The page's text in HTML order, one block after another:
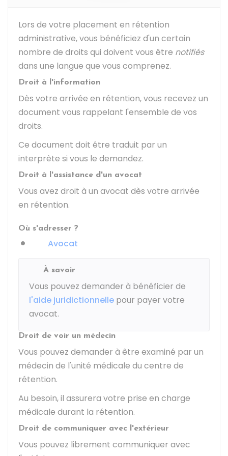
Lors de votre placement en rétention
administrative, vous bénéficiez d'un certain
nombre de droits qui doivent vous être notifiés
dans une langue que vous comprenez.
Droit à l'information
Dès votre arrivée en rétention, vous recevez un
document vous rappelant l'ensemble de vos
droits.
Ce document doit être traduit par un
interprète si vous le demandez.
Droit à l'assistance d'un avocat
Vous avez droit à un avocat dès votre arrivée
en rétention.
Où s'adresser ?
Avocat
À savoir
Vous pouvez demander à bénéficier de
l'aide juridictionnelle pour payer votre
avocat.
Droit de voir un médecin
Vous pouvez demander à être examiné par un
médecin de l'unité médicale du centre de
rétention.
Au besoin, il assurera votre prise en charge
médicale durant la rétention.
Droit de communiquer avec l'extérieur
Vous pouvez librement communiquer avec